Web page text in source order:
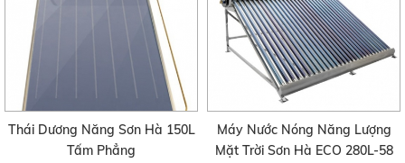
Thái Dương Năng Sơn Hà 150L
Tấm Phẳng
Máy Nước Nóng Năng Lượng
Mặt Trời Sơn Hà ECO 280L-58